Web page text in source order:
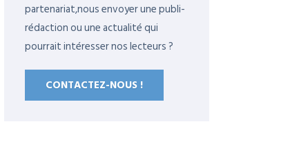
partenariat,nous envoyer une publi-
rédaction ou une actualité qui
pourrait intéresser nos lecteurs ?
CONTACTEZ-NOUS !